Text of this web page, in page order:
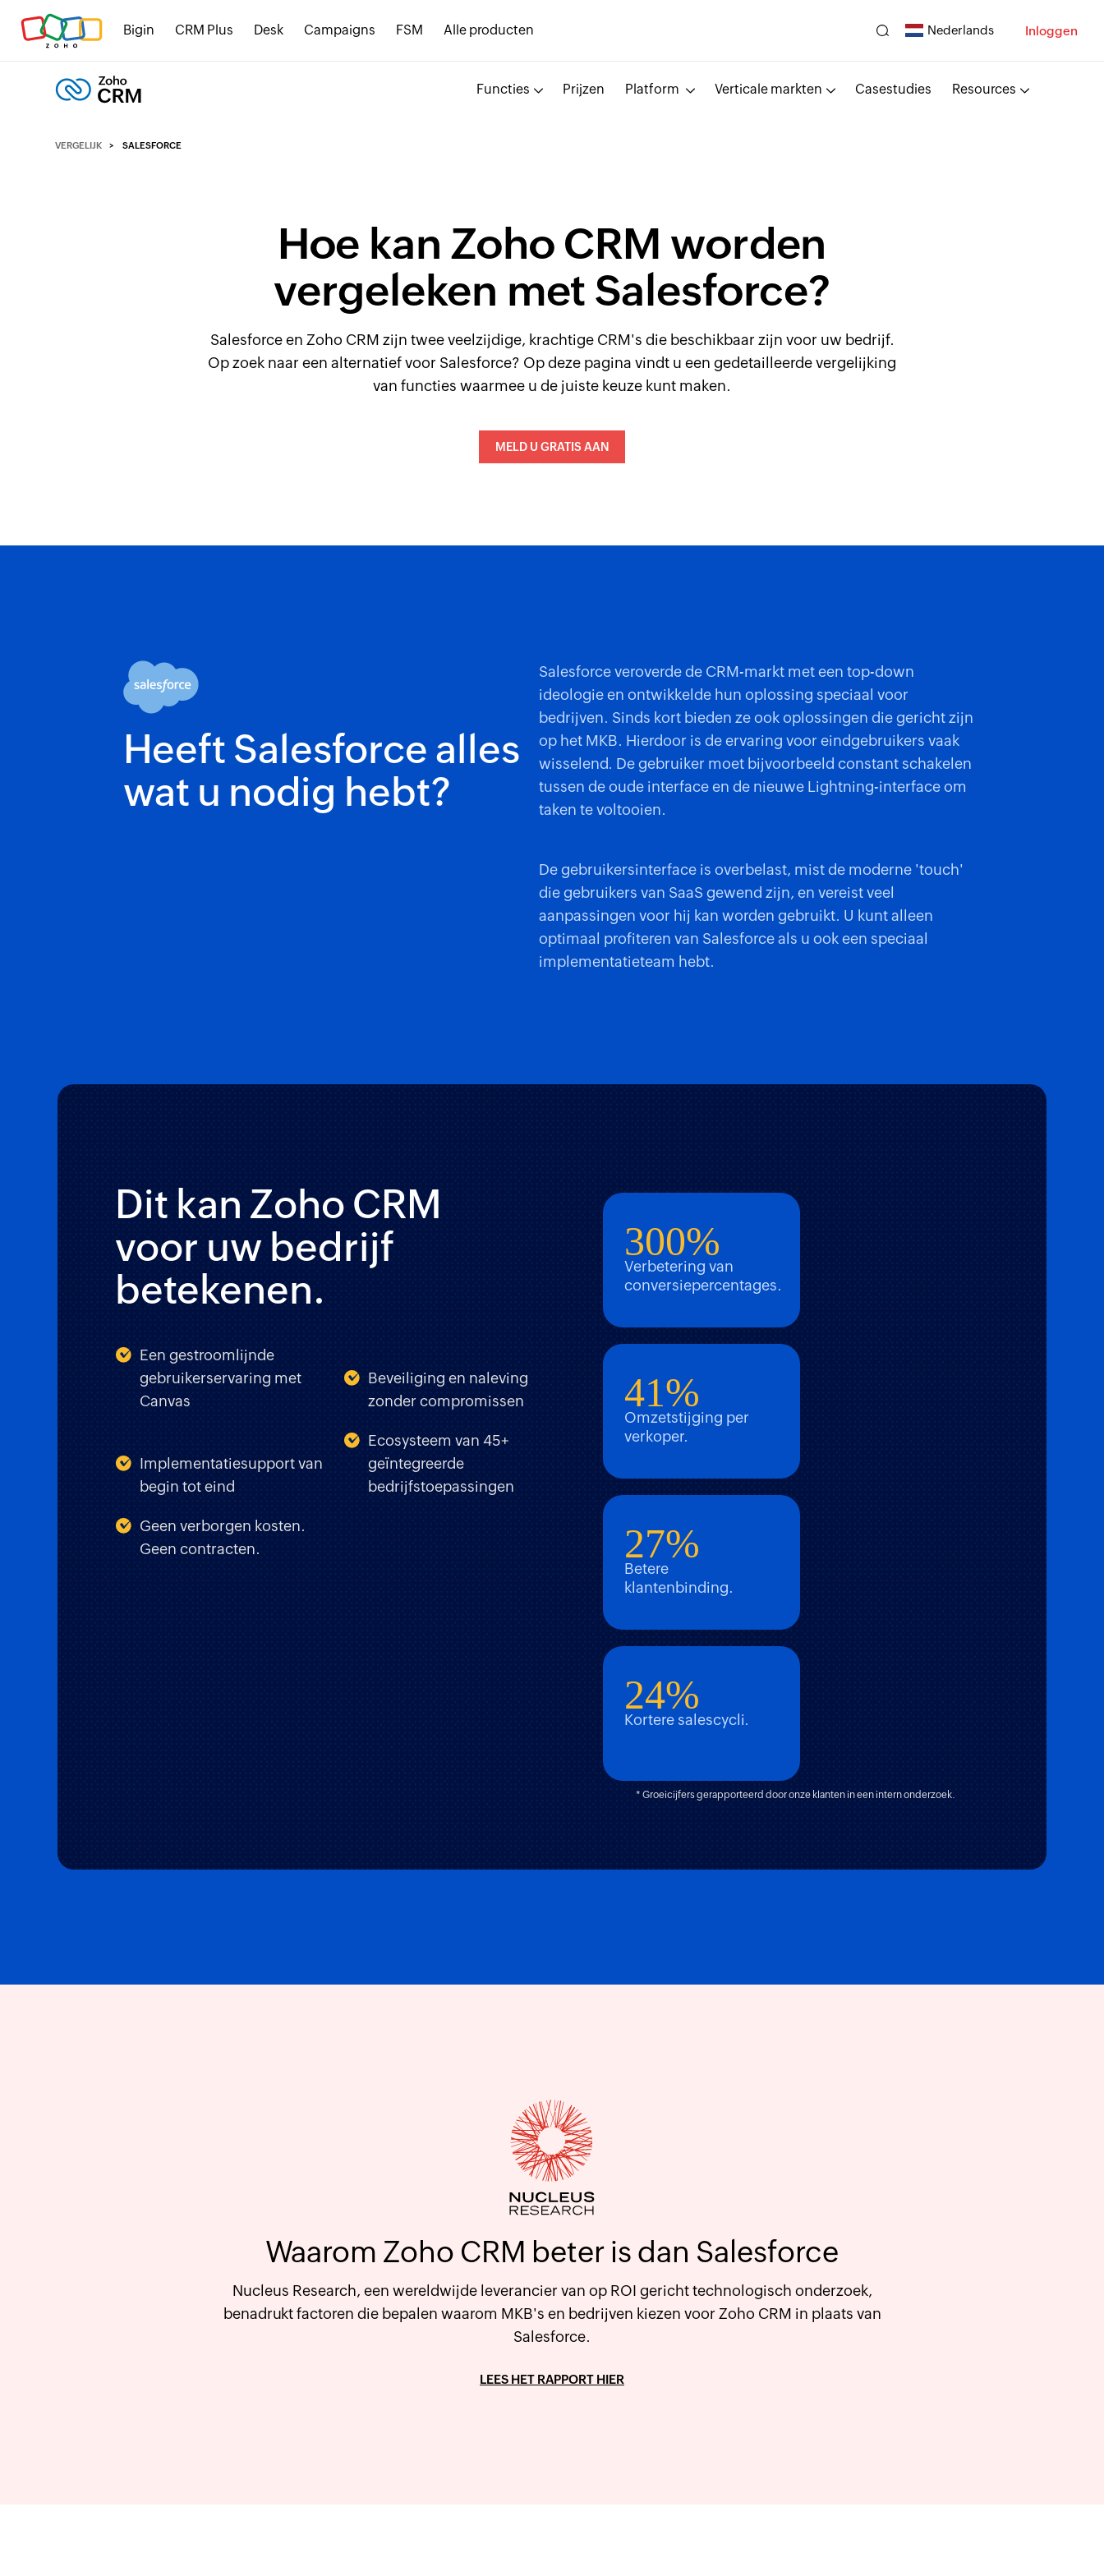
Bigin CRM Plus Desk Campaigns FSM Alle producten Nederlands Inloggen
Functies Prijzen Platform Verticale markten Casestudies Resources
VERGELIJK SALESFORCE
Hoe kan Zoho CRM worden
vergeleken met Salesforce?
Salesforce en Zoho CRM zijn tweeveelzijdige, krachtige CRM's die beschikbaar zijn voor uw bedrijf.
Op zoek naar een alternatief voor Salesforce? Op deze pagina vindt u een gedetailleerde vergelijking
van functies waarmee u de juiste keuze kunt maken.
MELD U GRATIS AAN
Heeft Salesforce alles
wat u nodig hebt?
Salesforce veroverde de CRM-markt met een top-down
ideologie en ontwikkelde hun oplossing speciaal voor
bedrijven. Sinds kort bieden ze ook oplossingen die gericht zijn
op het MKB. Hierdoor is de ervaring voor eindgebruikers vaak
wisselend. De gebruiker moet bijvoorbeeld constant schakelen
tussen de oude interface en de nieuwe Lightning-interface om
taken te voltooien.
De gebruikersinterface is overbelast, mist de moderne 'touch'
die gebruikers van SaaS gewend zijn, en vereist veel
aanpassingen voor hij kan worden gebruikt. U kunt alleen
optimaal profiteren van Salesforce als u ook een speciaal
implementatieteam hebt.
Dit kanZoho CRM
voor uw bedrijf
betekenen.
Een gestroomlijnde
gebruikerservaring met
Canvas
Beveiliging en naleving
zonder compromissen
Implementatiesupport van
begin tot eind
Ecosysteem van 45+
geïntegreerde
bedrijfstoepassingen
Geen verborgen kosten.
Geen contracten.
300%
Verbetering van
conversiepercentages.
41%
Omzetstijging per
verkoper.
27%
Betere
klantenbinding.
24%
Kortere salescycli.
* Groeicijfers gerapporteerd door onze klanten in een intern onderzoek.
Waarom Zoho CRM beter is dan Salesforce
Nucleus Research, een wereldwijde leverancier van op ROI gericht technologisch onderzoek,
benadrukt factoren die bepalen waarom MKB's en bedrijven kiezen voor Zoho CRM in plaats van
Salesforce.
LEES HET RAPPORT HIER